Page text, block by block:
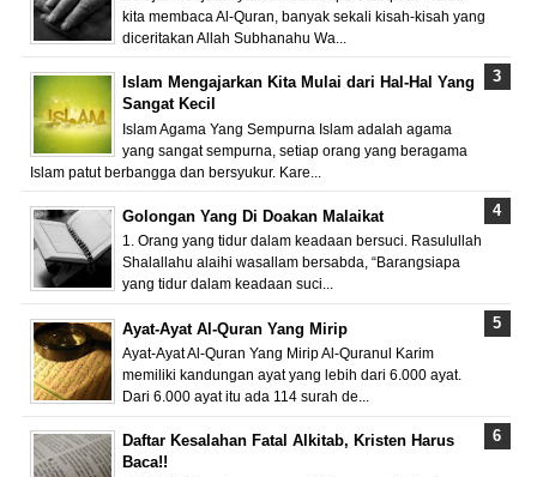
kita membaca Al-Quran, banyak sekali kisah-kisah yang
diceritakan Allah Subhanahu Wa...
Islam Mengajarkan Kita Mulai dari Hal-Hal Yang
Sangat Kecil
Islam Agama Yang Sempurna Islam adalah agama
yang sangat sempurna, setiap orang yang beragama
Islam patut berbangga dan bersyukur. Kare...
Golongan Yang Di Doakan Malaikat
1. Orang yang tidur dalam keadaan bersuci. Rasulullah
Shalallahu alaihi wasallam bersabda, “Barangsiapa
yang tidur dalam keadaan suci...
Ayat-Ayat Al-Quran Yang Mirip
Ayat-Ayat Al-Quran Yang Mirip Al-Quranul Karim
memiliki kandungan ayat yang lebih dari 6.000 ayat.
Dari 6.000 ayat itu ada 114 surah de...
Daftar Kesalahan Fatal Alkitab, Kristen Harus
Baca!!